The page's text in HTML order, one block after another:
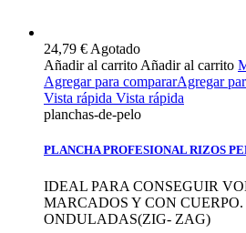
24,79 € Agotado
Añadir al carrito Añadir al carrito
Agregar para compararAgregar
Vista rápida Vista rápida
planchas-de-pelo
PLANCHA PROFESIONAL RIZOS
IDEAL PARA CONSEGUIR
MARCADOS Y CON
ONDULADAS(ZIG- ZAG)